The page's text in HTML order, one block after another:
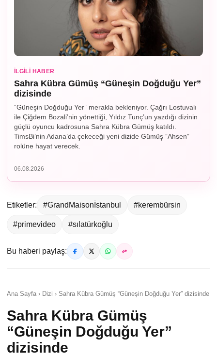
İLGILI HABER
Sahra Kübra Gümüş “Güneşin Doğduğu Yer”
dizisinde
“Güneşin Doğduğu Yer” merakla bekleniyor. Çağrı Lostuvalı
ile Çiğdem Bozali’nin yönettiği, Yıldız Tunç’un yazdığı dizinin
güçlü oyuncu kadrosuna Sahra Kübra Gümüş katıldı.
TimsBi’nin Adana’da çekeceği yeni dizide Gümüş ”Ahsen”
rolüne hayat verecek.
06.08.2026
Etiketler: #GrandMaisonİstanbul #kerembürsin
#primevideo #sılatürkoğlu
Bu haberi paylaş:
Ana Sayfa › Dizi › Sahra Kübra Gümüş “Güneşin Doğduğu Yer” dizisinde
Sahra Kübra Gümüş
“Güneşin Doğduğu Yer”
dizisinde